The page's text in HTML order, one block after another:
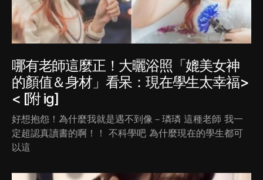
哪有老師這麼正！大曬浴照「媲美女神
的顏值＆身材」看呆：現在學生太幸福>
< [附 ig]
好想抱怨！為什麼我就是遇不到像－璘璘 這種老師 我一
定超認真讀書的啊！！ 不科學吧 為什麼現在的學生都可
以這